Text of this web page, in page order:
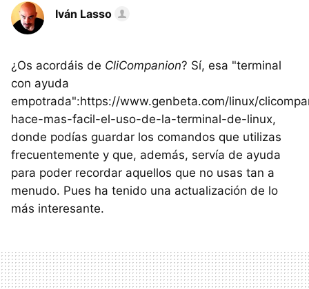
Iván Lasso
¿Os acordáis de CliCompanion? Sí, esa "terminal
con ayuda
empotrada":https://www.genbeta.com/linux/
hace-mas-facil-el-uso-de-la-terminal-de-linux,
donde podías guardar los comandos que utilizas
frecuentemente y que, además, servía de ayuda
para poder recordar aquellos que no usas tan a
menudo. Pues ha tenido una actualización de lo
más interesante.